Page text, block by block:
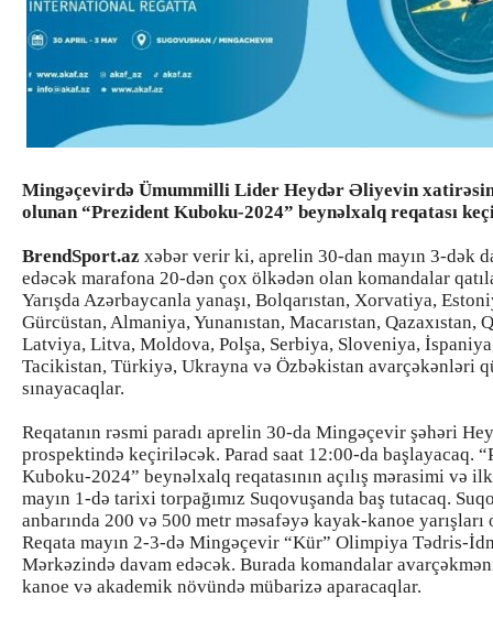
Mingəçevirdə Ümummilli Lider Heydər Əliyevin
olunan “Prezident Kuboku-2024” beynəlxalq reqatası
BrendSport.az xəbər verir ki, aprelin 30-dan mayın 3-dək
edəcək marafona 20-dən çox ölkədən olan komandalar
Yarışda Azərbaycanla yanaşı, Bolqarıstan, Xorvatiya,
Gürcüstan, Almaniya, Yunanıstan, Macarıstan, Qazaxıstan,
Latviya, Litva, Moldova, Polşa, Serbiya, Sloveniya,
Tacikistan, Türkiyə, Ukrayna və Özbəkistan avarçəkənləri
sınayacaqlar.
Reqatanın rəsmi paradı aprelin 30-da Mingəçevir şəhəri
prospektində keçiriləcək. Parad saat 12:00-da başlayacaq.
Kuboku-2024” beynəlxalq reqatasının açılış mərasimi və
mayın 1-də tarixi torpağımız Suqovuşanda baş tutacaq.
anbarında 200 və 500 metr məsafəyə kayak-kanoe yarışları
Reqata mayın 2-3-də Mingəçevir “Kür” Olimpiya Tədris-
Mərkəzində davam edəcək. Burada komandalar
kanoe və akademik növündə mübarizə aparacaqlar.